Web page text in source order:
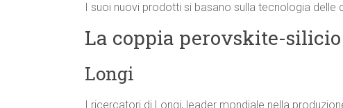
I suoi nuovi prodotti si basano sulla tecnologia delle
La coppia perovskite-silicio
Longi
I ricercatori di Longi, leader mondiale nella